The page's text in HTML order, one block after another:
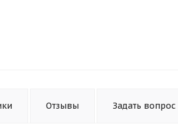
Отзывы Задать вопрос